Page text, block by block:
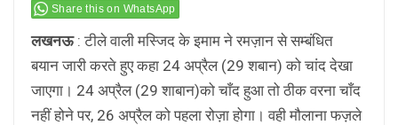
Share this on WhatsApp
लखनऊ: टीले वाली मस्जिद के इमाम ने रमज़ान से सम्बंधित
बयान जारी करते हुए कहा 24 अप्रैल (29 शबान) को चांद देखा
जाएगा। 24 अप्रैल (29 शाबान)को चाँद हुआ तो ठीक वरना चाँद
नहीं होने पर, 26 अप्रैल को पहला रोज़ा होगा। वही मौलाना फज़ले